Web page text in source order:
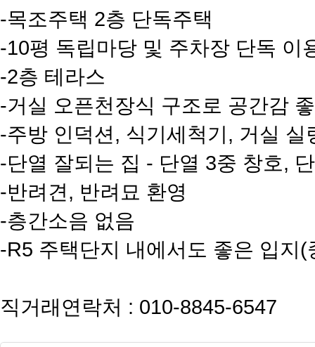
-목조주택 2층 단독주택
-10평 독립마당 및 주차장 단독 이
-2층 테라스
-거실 오픈천장식 구조로 공간감
-주방 인덕션, 식기세척기, 거실
-단열 잘되는 집 - 단열 3중 창호,
-반려견, 반려묘 환영
-층간소음 없음
-R5 주택단지 내에서도 좋은 입지
직거래연락처 : 010-8845-6547